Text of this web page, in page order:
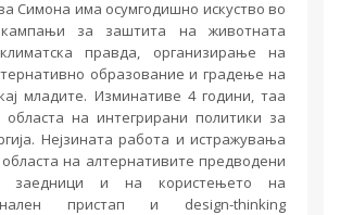
Симона има осумгодишно искуство во
за заштита на животната
правда, организирање на
образование и градење на
младите. Изминативе 4 години, таа
на интегрирани политики за
Нејзината работа и истражувања
на алтернативите предводени
заедници и на користењето на
пристап и design-thinking